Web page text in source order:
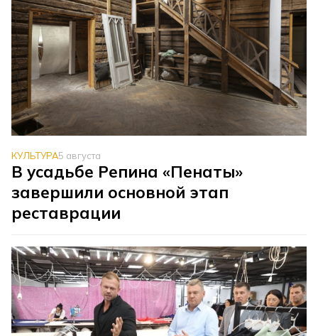
КУЛЬТУРА5 августа
В усадьбе Репина «Пенаты»
завершили основной этап
реставрации